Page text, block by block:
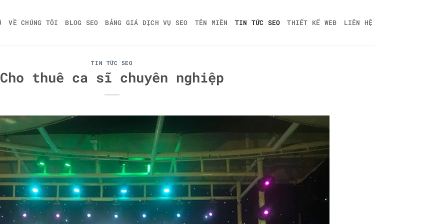
VỀ CHÚNG TÔI BLOG SEO BẢNG GIÁ DỊCH VỤ SEO TÊN MIỀN TIN TỨC SEO THIẾT KẾ WEB LIÊN HỆ
TIN TỨC SEO
Cho thuê ca sĩ chuyên nghiệp